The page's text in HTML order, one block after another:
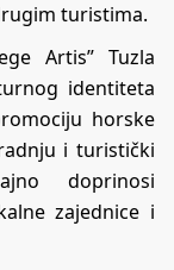
turistima.
Artis” Tuzla
identiteta
horske
i turistički
doprinosi
zajednice i